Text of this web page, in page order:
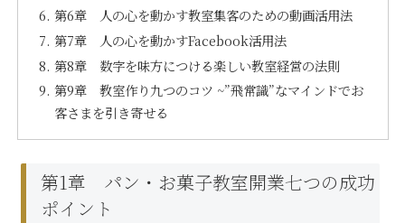
第6章 人の心を動かす教室集客のための動画活用法
第7章 人の心を動かすFacebook活用法
第8章 数字を味方につける楽しい教室経営の法則
第9章 教室作り九つのコツ ~”飛常識”なマインドでお
客さまを引き寄せる
第1章 パン・お菓子教室開業七つの成功
ポイント